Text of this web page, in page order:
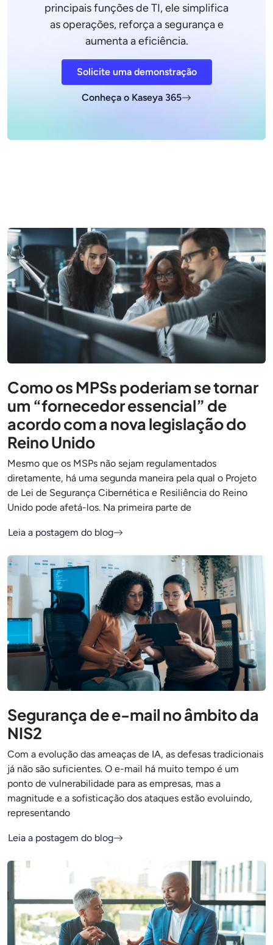
principais funções de TI, ele simplifica
as operações, reforça a segurança e
aumenta a eficiência.
Solicite uma demonstração
Conheça o Kaseya 365
Como os MPSs poderiam se tornar
um “fornecedor essencial” de
acordo com a nova legislação do
Reino Unido
Mesmo que os MSPs não sejam regulamentados
diretamente, há uma segunda maneira pela qual o Projeto
de Lei de Segurança Cibernética e Resiliência do Reino
Unido pode afetá-los. Na primeira parte de
Leia a postagem do blog
Segurança de e-mail no âmbito da
NIS2
Com a evolução das ameaças de IA, as defesas tradicionais
já não são suficientes. O e-mail há muito tempo é um
ponto de vulnerabilidade para as empresas, mas a
magnitude e a sofisticação dos ataques estão evoluindo,
representando
Leia a postagem do blog